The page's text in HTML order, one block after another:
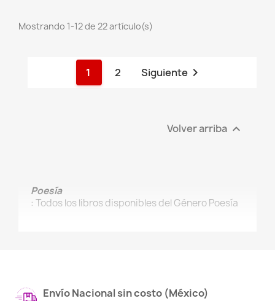
Mostrando 1-12 de 22 artículo(s)
1 2 Siguiente
Volver arriba 
Poesía
: Todos los libros disponibles del Género Poesía
Envío Nacional sin costo (México)